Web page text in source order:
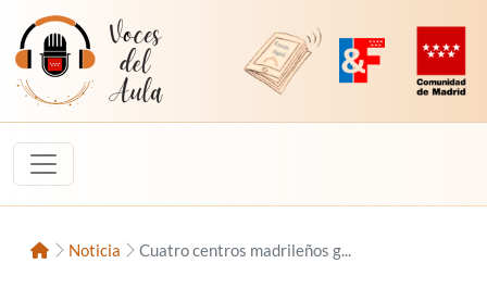
Saltar al contenido
Voces del Aula
Revista Digital de EducaMadrid
Plataforma de
InicioNoticia Cuatro centros madrileños g...